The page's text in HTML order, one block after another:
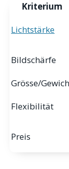
Kriterium
Lichtstärke
Bildschärfe
Grösse/
Flexibilität
Preis